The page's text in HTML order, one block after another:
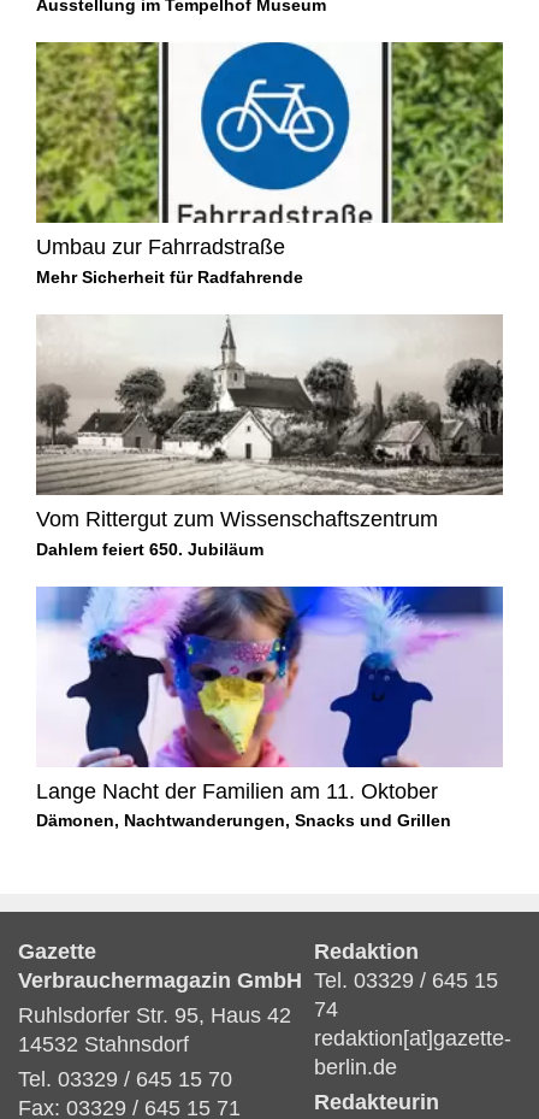
Ausstellung im Tempelhof Museum
Umbau zur Fahrradstraße
Mehr Sicherheit für Radfahrende
Vom Rittergut zum Wissenschaftszentrum
Dahlem feiert 650. Jubiläum
Lange Nacht der Familien am 11. Oktober
Dämonen, Nachtwanderungen, Snacks und Grillen
Gazette
Verbrauchermagazin GmbH
Ruhlsdorfer Str. 95, Haus 42
14532 Stahnsdorf
Tel. 03329 / 645 15 70
Fax: 03329 / 645 15 71
Redaktion
Tel. 03329 / 645 15
74
redaktion[at]gazette-
berlin.de
Redakteurin